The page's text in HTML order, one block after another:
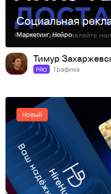
Маркетинг,Нейро
Тимур
PRO Графика
Новый